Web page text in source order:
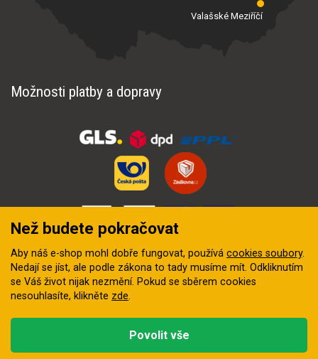
Valašské Meziříčí
Možnosti platby a dopravy
digitální agentura FEO
Než budete pokračovat
Aby náš e-shop mohl dobře fungovat, používá cookies soubory.
Nedají se jíst, ale podle zákona to tady musíme mít. Odkliknutím
se Váš život nijak nezmění. Pokud se sběrem cookies
nesouhlasíte, klikněte zde.
Povolit vše